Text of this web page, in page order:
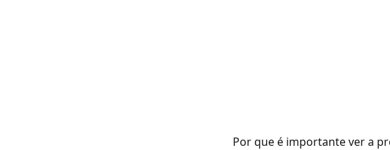
Por que é importante ver a